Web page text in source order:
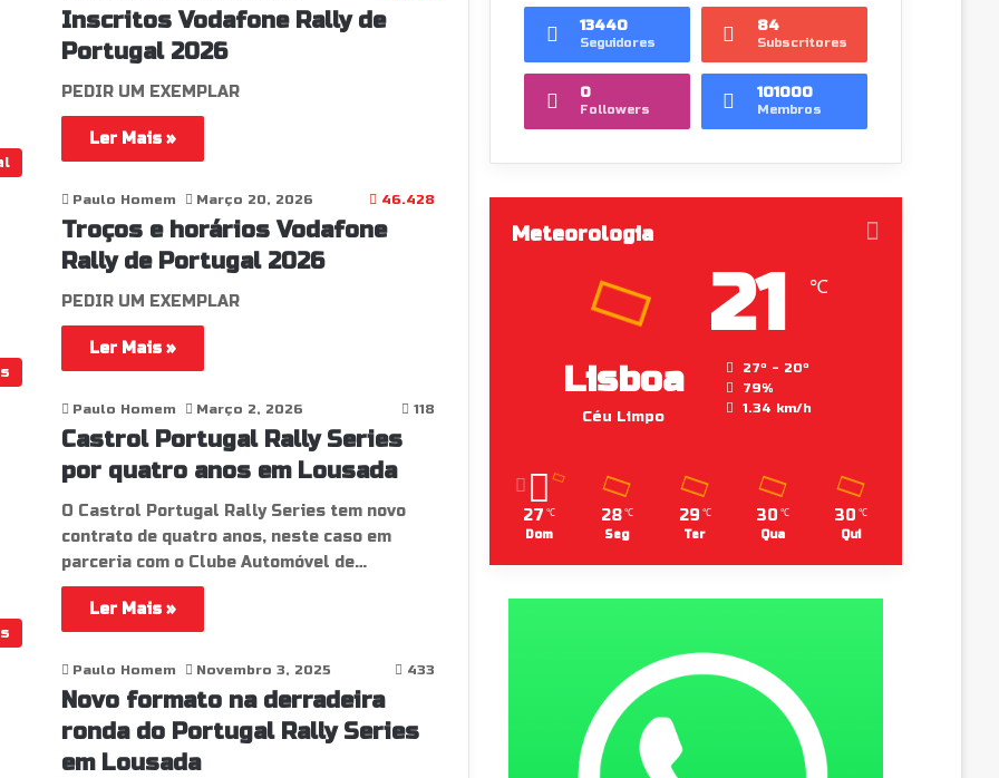
Inscritos Vodafone Rally de
Portugal 2026
PEDIR UM EXEMPLAR
Ler Mais »
Paulo Homem Março 20, 2026 46.428
Troços e horários Vodafone
Rally de Portugal 2026
PEDIR UM EXEMPLAR
Ler Mais »
Paulo Homem Março 2, 2026 118
Castrol Portugal Rally Series
por quatro anos em Lousada
O Castrol Portugal Rally Series tem novo
contrato de quatro anos, neste caso em
parceria com o Clube Automóvel de…
Ler Mais »
Paulo Homem Novembro 3, 2025 433
Novo formato na derradeira
ronda do Portugal Rally Series
em Lousada
13440
Seguidores
84
Subscritores
0
Followers
101000
Membros
Meteorologia
Lisboa
Céu Limpo
21 ℃
27º - 20º
79%
1.34 km/h
27 ℃
Dom
28 ℃
Seg
29 ℃
Ter
30 ℃
Qua
30 ℃
Qui